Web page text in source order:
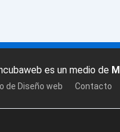
es un medio de
de Diseño web Contacto